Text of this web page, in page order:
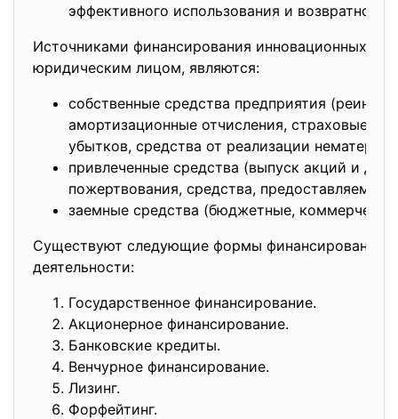
эффективного использования и
Источниками финансирования инновационных
юридическим лицом, являются:
собственные средства предприятия
амортизационные отчисления, страховые
убытков, средства от реализации
привлеченные средства (выпуск акций и
пожертвования, средства, предоставляемые
заемные средства (бюджетные,
Существуют следующие формы финансирования
деятельности:
Государственное финансирование.
Акционерное финансирование.
Банковские кредиты.
Венчурное финансирование.
Лизинг.
Форфейтинг.